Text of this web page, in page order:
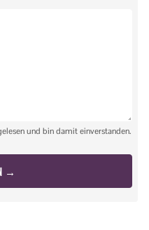
und bin damit einverstanden.